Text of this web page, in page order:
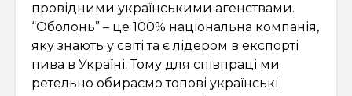
провідними українськими агенствами.
“Оболонь” – це 100% національна компанія,
яку знають у світі та є лідером в експорті
пива в Україні. Тому для співпраці ми
ретельно обираємо топові українські